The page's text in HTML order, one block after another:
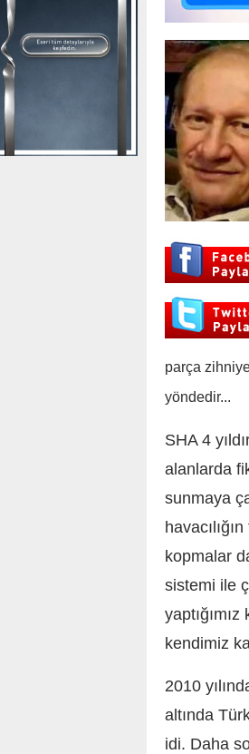
parça
yöndedir...
SHA 4
alanlarda
sunmaya
kopmalar
sistemi ile
kendimiz
2010
altında
idi. Daha